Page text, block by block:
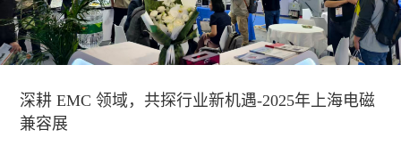
深耕 EMC 领域，共探行业新机遇-2025年上海电磁
兼容展